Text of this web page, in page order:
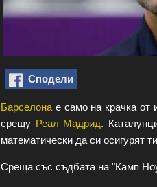
Сподели
Барселона е само на крачка от
срещу Реал Мадрид.
математически да си осигурят
Среща със съдбата на "Камп